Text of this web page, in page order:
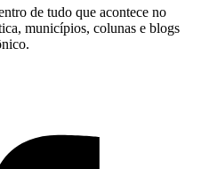
de tudo que acontece no
municípios, colunas e blogs